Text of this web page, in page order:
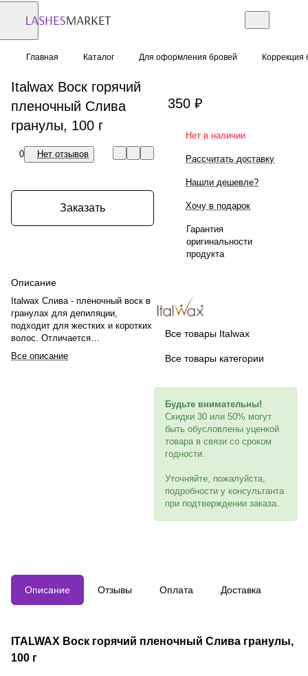
Главная Каталог Для оформления бровей Коррекция
Italwax Воск горячий
пленочный Слива
гранулы, 100 г
0 Нет отзывов
Заказать
Описание
Italwax Слива - пленочный воск в
гранулах для депиляции,
подходит для жестких и коротких
волос. Отличается
пластичностью, не вызывает
раздражения. Наносится тонким
Все описание
350 ₽
Нет в наличии
Рассчитать доставку
Нашли дешевле?
Хочу в подарок
Гарантия
оригинальности
продукта
Все товары Italwax
Все товары категории
Будьте внимательны!
Скидки 30 или 50% могут
быть обусловлены уценкой
товара в связи со сроком
годности.
Уточняйте, пожалуйста,
подробности у консультанта
при подтверждении заказа.
Описание Отзывы Оплата Доставка
ITALWAX Воск горячий пленочный Слива гранулы,
100 г